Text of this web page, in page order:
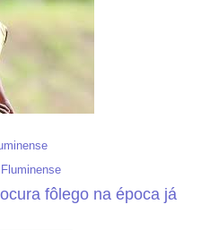
fôlego na época já